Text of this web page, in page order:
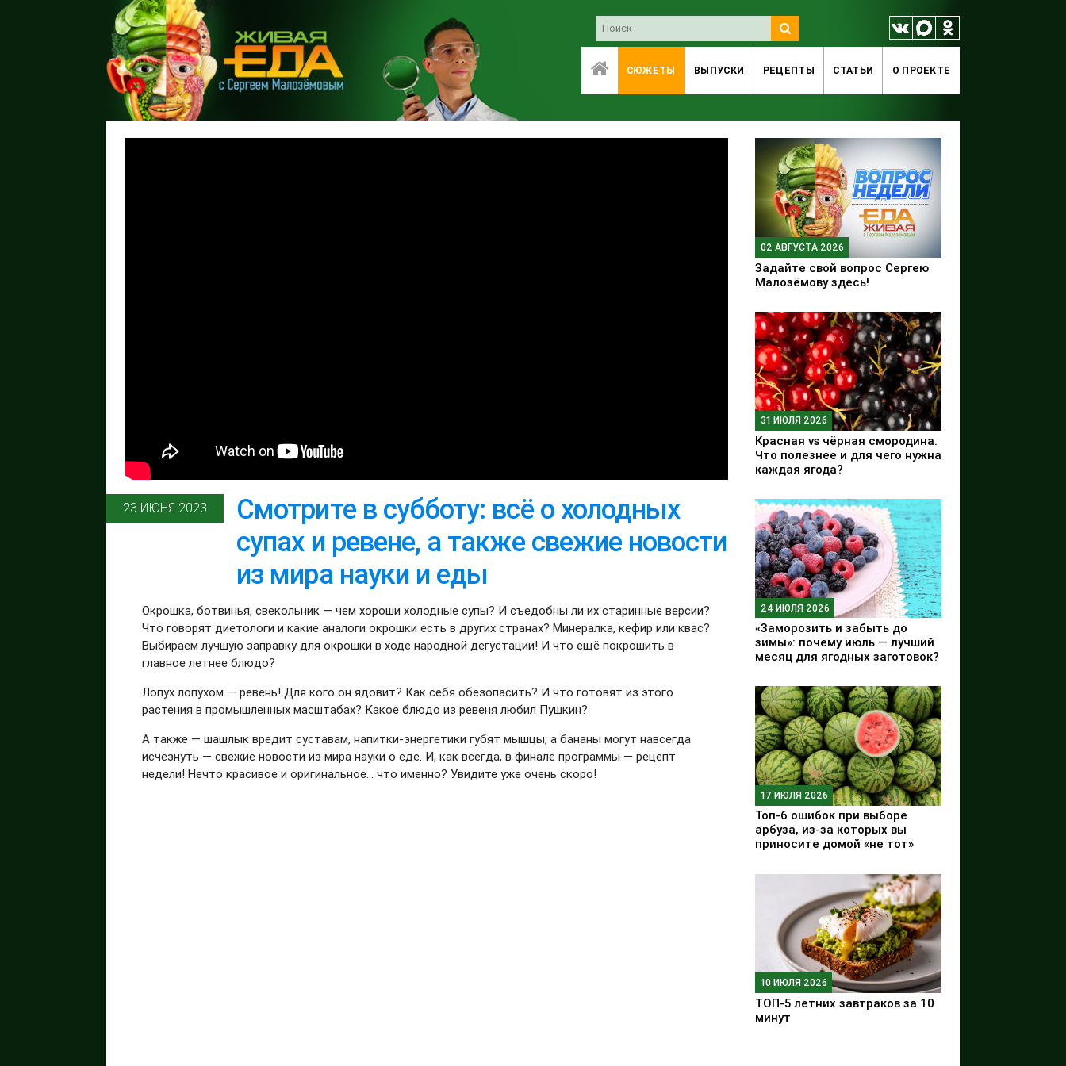
СЮЖЕТЫ ВЫПУСКИ РЕЦЕПТЫ СТАТЬИ O ПРОЕКТЕ
23 ИЮНЯ 2023
Смотрите в субботу: всё о холодных
супах и ревене, а также свежие новости
из мира науки и еды
Окрошка, ботвинья, свекольник — чем хороши холодные супы? И съедобны ли их старинные версии?
Что говорят диетологи и какие аналоги окрошки есть в других странах? Минералка, кефир или квас?
Выбираем лучшую заправку для окрошки в ходе народной дегустации! И что ещё покрошить в
главное летнее блюдо?
Лопух лопухом — ревень! Для кого он ядовит? Как себя обезопасить? И что готовят из этого
растения в промышленных масштабах? Какое блюдо из ревеня любил Пушкин?
А также — шашлык вредит суставам, напитки-энергетики губят мышцы, а бананы могут навсегда
исчезнуть — свежие новости из мира науки о еде. И, как всегда, в финале программы — рецепт
недели! Нечто красивое и оригинальное... что именно? Увидите уже очень скоро!
02 АВГУСТА 2026
Задайте свой вопрос Сергею
Малозёмову здесь!
31 ИЮЛЯ 2026
Красная vs чёрная смородина.
Что полезнее и для чего нужна
каждая ягода?
24 ИЮЛЯ 2026
«Заморозить и забыть до
зимы»: почему июль — лучший
месяц для ягодных заготовок?
17 ИЮЛЯ 2026
Топ-6 ошибок при выборе
арбуза, из-за которых вы
приносите домой «не тот»
10 ИЮЛЯ 2026
ТОП-5 летних завтраков за 10
минут